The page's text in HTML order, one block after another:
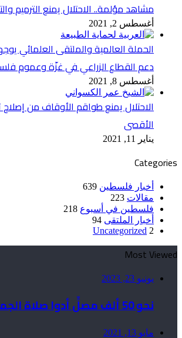
مشاهد مؤلمة.. الاحتلال يمنع الترميم
أغسطس 2, 2021
الحملة العالمية والملتقى العلمائي
دعم القطاع الزراعي في غزّة وعموم
أغسطس 8, 2021
الاحتلال يمنع طواقم الأوقاف من
الأقصى
يناير 11, 2021
Categories
أخبار فلسطين 639
مقالات 223
فلسطين في أسبوع 218
أخبار الملتقى 94
Uncategorized 2
Most Viewed
يونيو 23, 2023
نحو 50 ألف مصلٍّ أدوا صلاة الجمعة في الأقصى
مايو 13, 2021